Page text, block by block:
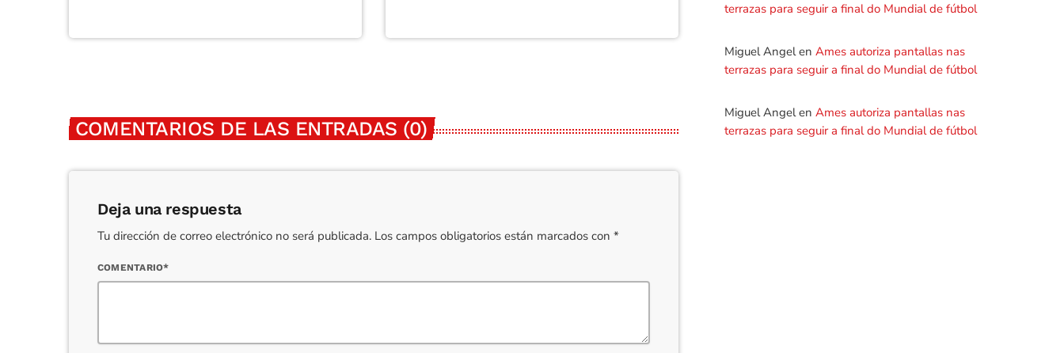
COMENTARIOS DE LAS ENTRADAS (0)
Deja una respuesta
Tu dirección de correo electrónico no será publicada. Los campos obligatorios están marcados con *
COMENTARIO*
terrazas para seguir a final do Mundial de fútbol
Miguel Angelen Ames autoriza pantallas nas
terrazas para seguir a final do Mundial de fútbol
Miguel Angelen Ames autoriza pantallas nas
terrazas para seguir a final do Mundial de fútbol